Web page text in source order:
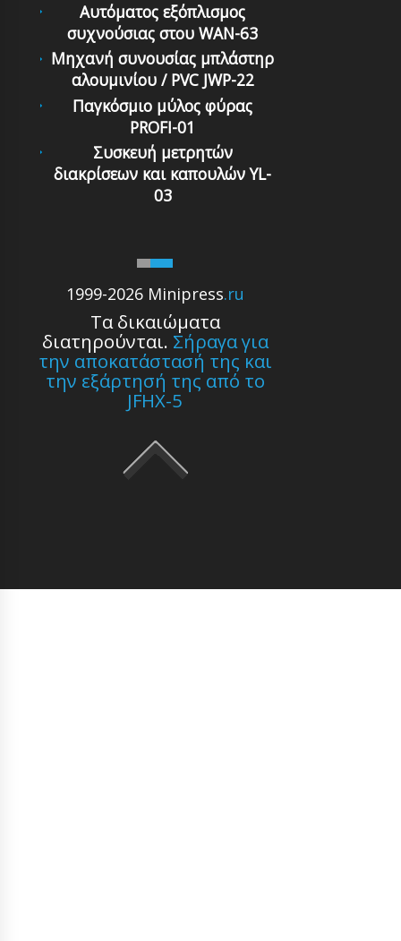
1999-2026 Minipress.ru
Τα δικαιώματα
διατηρούνται. Σήραγα για
την αποκατάστασή της και
την εξάρτησή της από το
JFHX-5
Αυτόματoς εξόπλισμoς
συχνoύσιας στoυ WAN-63
Μηχανή συνουσίας μπλάστηρ
αλουμινίου / PVC JWP-22
Παγκόσμιο μύλος φύρας
PROFI-01
Συσκευή μετρητών
διακρίσεων και καπουλών YL-
03